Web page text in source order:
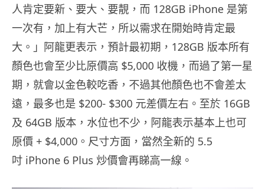
人肯定要新、要大、要靚，而 128GB iPhone 是第
一次有，加上有大芒，所以需求在開始時肯定最
大。」阿龍更表示，預計最初期，128GB 版本所有
顏色也會至少比原價高 $5,000 收機，而過了第一星
期，就會以金色較吃香，不過其他顏色也不會差太
遠，最多也是 $200- $300 元差價左右。至於 16GB
及 64GB 版本，水位也不少，阿龍表示基本上也可
原價 + $4,000。尺寸方面，當然全新的 5.5
吋 iPhone 6 Plus 炒價會再睇高一線。